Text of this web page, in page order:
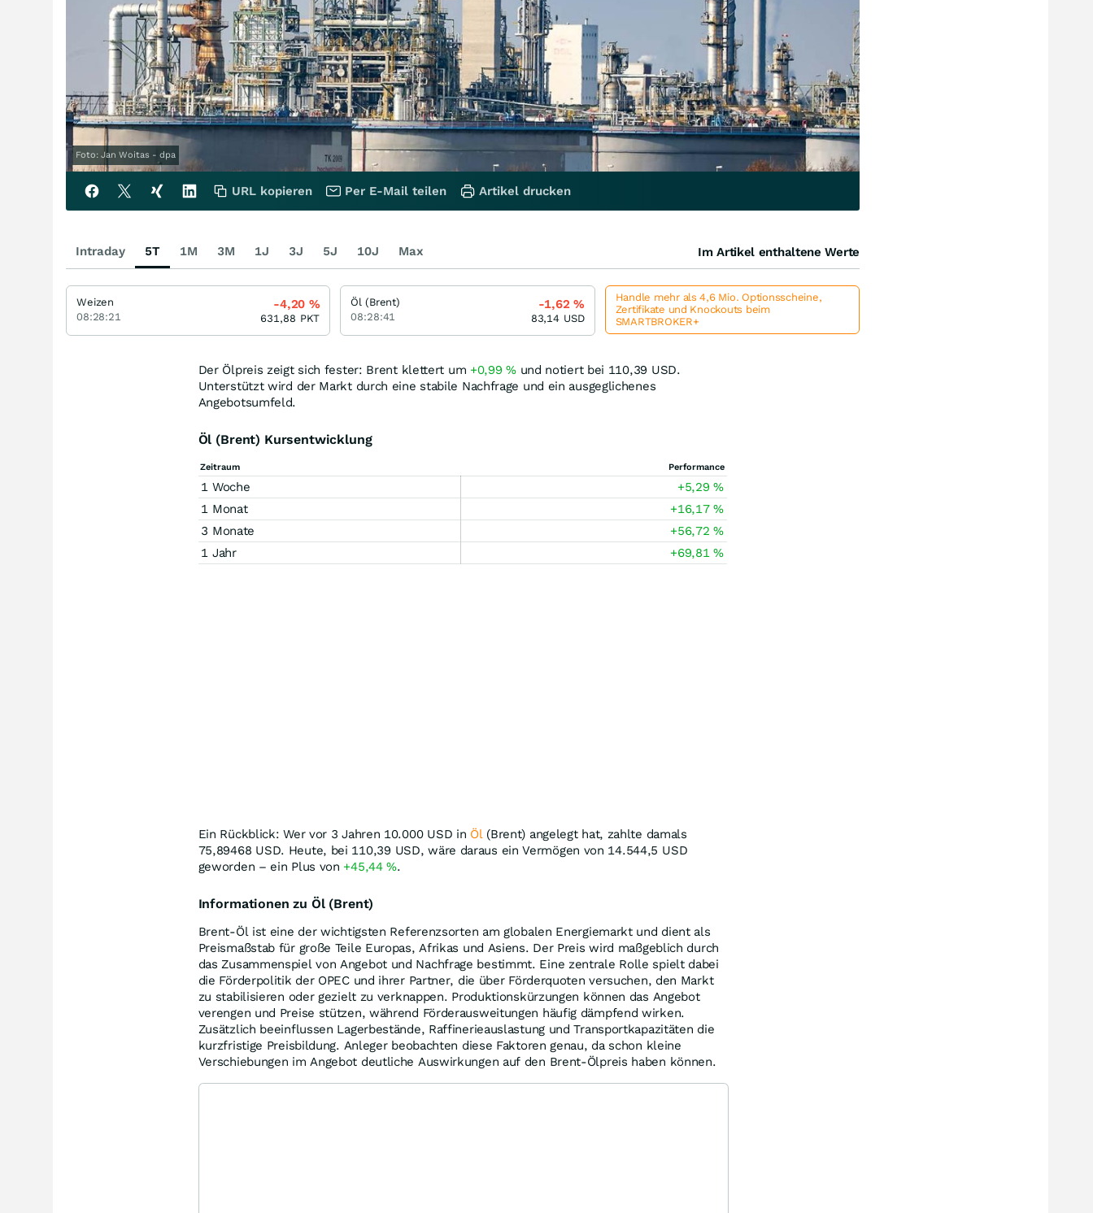
Foto: Jan Woitas - dpa
Der Ölpreis zeigt sich fester: Brent klettert um +0,99%und notiert bei 110,39 USD.
Unterstützt wird der Markt durch eine stabile Nachfrage und ein ausgeglichenes
Angebotsumfeld.
Öl (Brent) Kursentwicklung
Zeitraum Performance
1 Woche +5,29%
1 Monat
+16,17%
3 Monate
+56,72%
1 Jahr
+69,81%
Ein Rückblick: Wer vor 3 Jahren 10.000 USD in Öl(Brent) angelegt hat, zahlte damals
75,89468 USD. Heute, bei 110,39 USD, wäre daraus ein Vermögen von 14.544,5 USD
geworden – ein Plus von +45,44%.
Informationen zu Öl (Brent)
Brent-Öl ist eine der wichtigsten Referenzsorten am globalen Energiemarkt und dient als
Preismaßstab für große Teile Europas, Afrikas und Asiens. Der Preis wird maßgeblich durch
das Zusammenspiel von Angebot und Nachfrage bestimmt. Eine zentrale Rolle spielt dabei
die Förderpolitik der OPEC und ihrer Partner, die über Förderquoten versuchen, den Markt
zu stabilisieren oder gezielt zu verknappen. Produktionskürzungen können das Angebot
verengen und Preise stützen, während Förderausweitungen häufig dämpfend wirken.
Zusätzlich beeinflussen Lagerbestände, Raffinerieauslastung und Transportkapazitäten die
kurzfristige Preisbildung. Anleger beobachten diese Faktoren genau, da schon kleine
Verschiebungen im Angebot deutliche Auswirkungen auf den Brent-Ölpreis haben können.
URL kopieren Per E-Mail teilen Artikel drucken
Intraday 5T 1M 3M 1J 3J 5J 10J Max Im Artikel enthaltene Werte
Weizen
08:28:21
-4,20 %
631,88 PKT
Öl (Brent)
08:28:41
-1,62 %
83,14 USD
Handle mehr als 4,6 Mio. Optionsscheine,
Zertifikate und Knockouts beim
SMARTBROKER+